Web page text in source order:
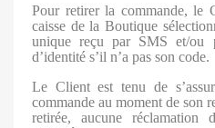
Pour retirer la commande, le
caisse de la Boutique
unique reçu par SMS et/ou
d’identité s’il n’a pas son code.
Le Client est tenu de
commande au moment de son
retirée, aucune réclamation